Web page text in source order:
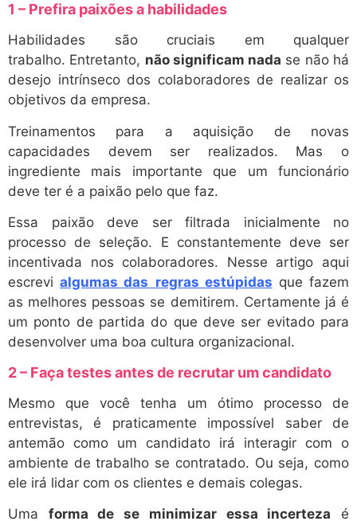
1 – Prefira paixões a habilidades
Habilidades são cruciais em qualquer
trabalho. Entretanto, não significam nada se não há
desejo intrínseco dos colaboradores de realizar os
objetivos da empresa.
Treinamentos para a aquisição de novas
capacidades devem ser realizados. Mas o
ingrediente mais importante que um funcionário
deve ter é a paixão pelo que faz.
Essa paixão deve ser filtrada inicialmente no
processo de seleção. E constantemente deve ser
incentivada nos colaboradores. Nesse artigo aqui
escrevialgumas das regras estúpidas que fazem
as melhores pessoas se demitirem. Certamente já é
um ponto de partida do que deve ser evitado para
desenvolver uma boa cultura organizacional.
2 – Faça testes antes de recrutar um candidato
Mesmo que você tenha um ótimo processo de
entrevistas, é praticamente impossível saber de
antemão como um candidato irá interagir com o
ambiente de trabalho se contratado. Ou seja, como
ele irá lidar com os clientes e demais colegas.
Uma forma de se minimizar essa incerteza é